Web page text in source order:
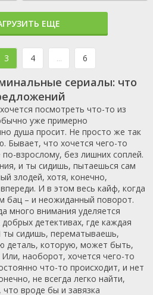
ЕЩЕ
3 4 ... 6
сериалы: что
посмотреть что-то из
уже примерно
душа просит. Не просто же так
Бывает, что хочется чего-то
по-взрослому, без лишних соплей.
и ты сидишь, пытаешься сам
злодей, хотя, конечно,
И в этом весь кайф, когда
бац – и неожиданный поворот.
много внимания уделяется
детективах, где каждая
сидишь, перематываешь,
деталь, которую, может быть,
Или, наоборот, хочется чего-то
что-то происходит, и нет
не всегда легко найти,
вроде бы и завязка